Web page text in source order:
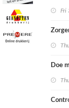
Fri
Doe